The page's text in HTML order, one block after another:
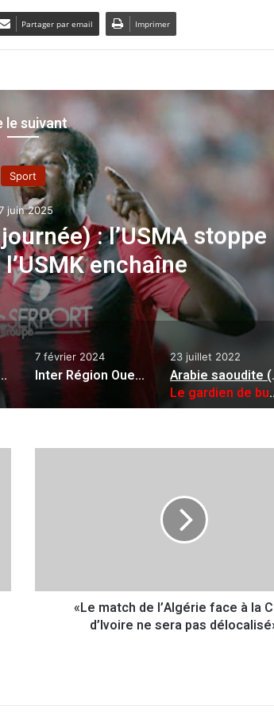
Partager par email Imprimer
le suivant
Sport
juin 2025
: l’USMA stoppe
enchaîne
:
» après l’échec du Brésil
7 février 2024
Inter Région Ouest (13ème journée) : quatre beaux derbys attendus
23 juillet 2022
Le gardien de but algérien Khedaïria rejoint Al-Shulla Club
d
é
«Le match de l’Algérie face à la
d’Ivoire ne sera pas